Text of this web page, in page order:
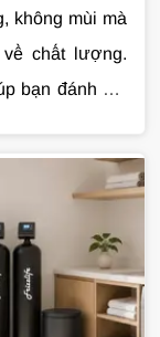
không mùi mà
chất lượng.
bạn đánh giá
hãy cùng tìm
nghĩa của từng
sống hằng